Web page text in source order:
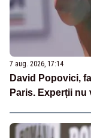
7 aug. 2026, 17:14
David Popovici,
Paris. Experții